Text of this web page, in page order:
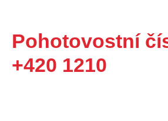
Pohotovostní
+420 1210